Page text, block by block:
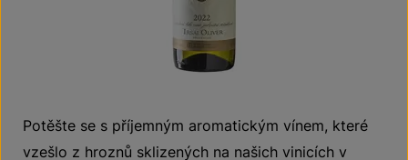
Potěšte se s příjemným aromatickým vínem, které
vzešlo z hroznů sklizených na našich vinicích v